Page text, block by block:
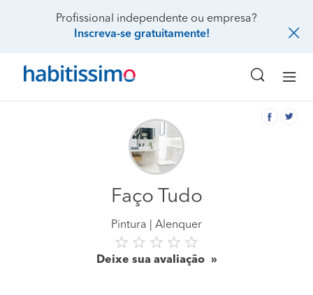
Profissional independente ou empresa?
Inscreva-se gratuitamente!
Faço Tudo
Pintura Alenquer
Deixe sua avaliação